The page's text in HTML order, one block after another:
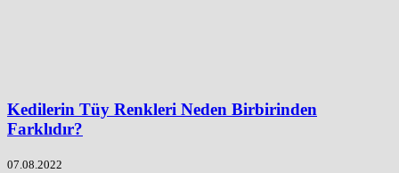
Kedilerin Tüy Renkleri Neden Birbirinden
Farklıdır?
07.08.2022